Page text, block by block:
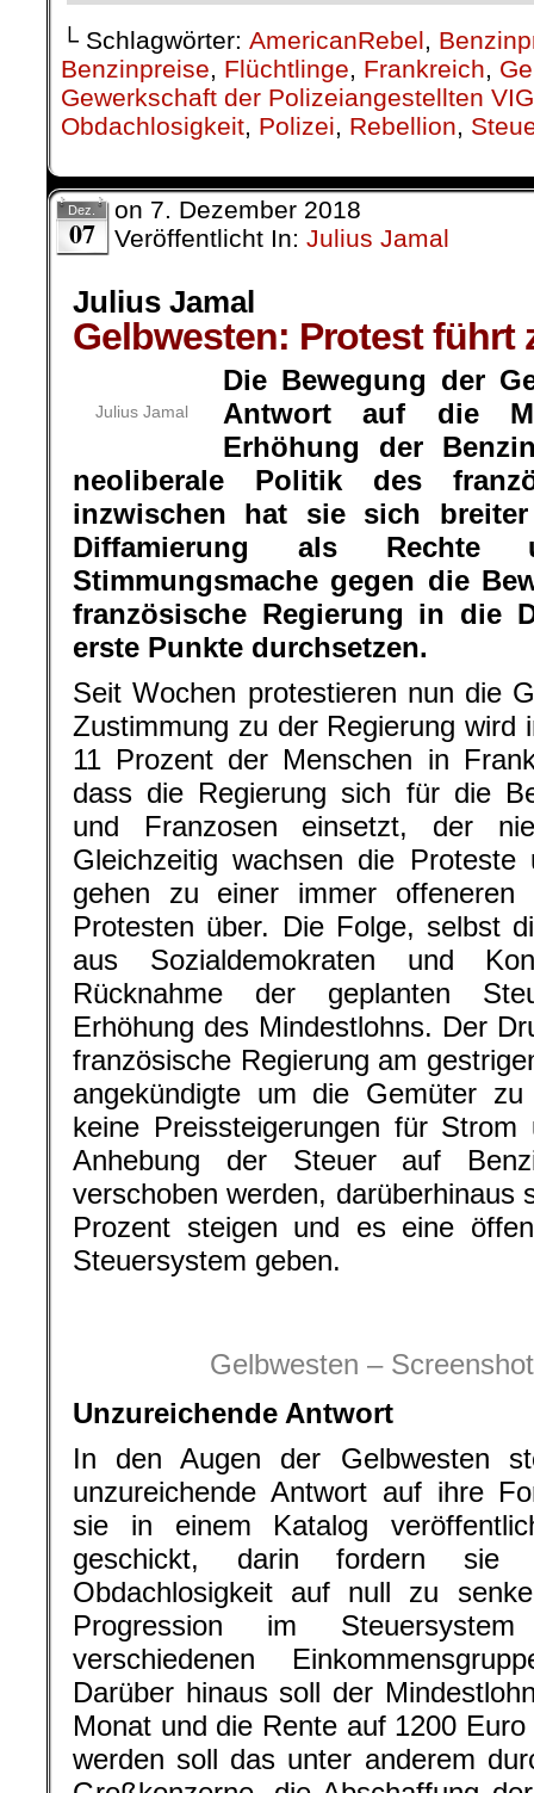
└ Schlagwörter: AmericanRebel,
Benzinpreise, Flüchtlinge, Frankreich,
Gewerkschaft der Polizeiangestellten
Obdachlosigkeit, Polizei, Rebellion,
Dez.
07
on 7. Dezember 2018
Veröffentlicht In: Julius Jamal
Julius Jamal
Gelbwesten: Protest führt
Julius Jamal
Die Bewegung der
Antwort auf die
Erhöhung der
neoliberale Politik des
inzwischen hat sie sich
Diffamierung als Rechte
Stimmungsmache gegen die
französische Regierung in die
erste Punkte durchsetzen.
Seit Wochen protestieren nun die
Zustimmung zu der Regierung wird
11 Prozent der Menschen in
dass die Regierung sich für die
und Franzosen einsetzt, der
Gleichzeitig wachsen die Proteste
gehen zu einer immer offeneren
Protesten über. Die Folge, selbst
aus Sozialdemokraten und
Rücknahme der geplanten
Erhöhung des Mindestlohns. Der
französische Regierung am
angekündigte um die Gemüter
keine Preissteigerungen für
Anhebung der Steuer auf
verschoben werden, darüberhinaus
Prozent steigen und es eine
Steuersystem geben.
Gelbwesten –
Unzureichende Antwort
In den Augen der Gelbwesten
unzureichende Antwort auf ihre
sie in einem Katalog
geschickt, darin fordern sie
Obdachlosigkeit auf null zu
Progression im
verschiedenen
Darüber hinaus soll der
Monat und die Rente auf 1200
werden soll das unter anderem